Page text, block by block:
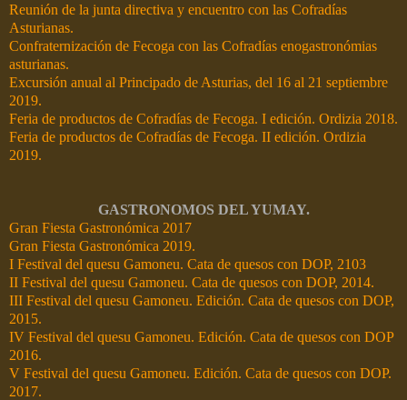
Reunión de la junta directiva y encuentro con las Cofradías
Asturianas.
Confraternización de Fecoga con las Cofradías enogastronómias
asturianas.
Excursión anual al Principado de Asturias, del 16 al 21 septiembre
2019.
Feria de productos de Cofradías de Fecoga. I edición. Ordizia 2018.
Feria de productos de Cofradías de Fecoga. II edición. Ordizia
2019.
GASTRONOMOS DEL YUMAY.
Gran Fiesta Gastronómica 2017
Gran Fiesta Gastronómica 2019.
I Festival del quesu Gamoneu. Cata de quesos con DOP, 2103
II Festival del quesu Gamoneu. Cata de quesos con DOP, 2014.
III Festival del quesu Gamoneu. Edición. Cata de quesos con DOP,
2015.
IV Festival del quesu Gamoneu. Edición. Cata de quesos con DOP
2016.
V Festival del quesu Gamoneu. Edición. Cata de quesos con DOP.
2017.